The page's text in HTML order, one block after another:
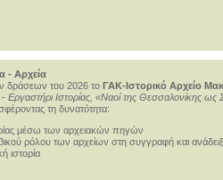
- Αρχεία
δράσεων του 2026 το ΓΑΚ-Ιστορικό Αρχείο
Εργαστήρι Ιστορίας, «Ναοί της Θεσσαλονίκης ως
τη δυνατότητα:
μέσω των αρχειακών πηγών
ρόλου των αρχείων στη συγγραφή και
ιστορία